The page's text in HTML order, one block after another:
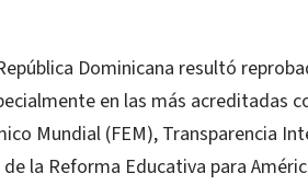
Dominicana resultó
en las más acreditadas
Mundial (FEM), Transparencia
la Reforma Educativa para